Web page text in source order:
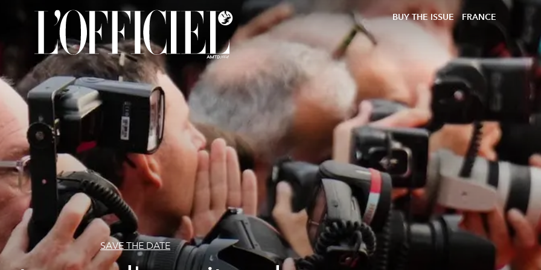
BUY THE ISSUE FRANCE
SAVE THE DATE